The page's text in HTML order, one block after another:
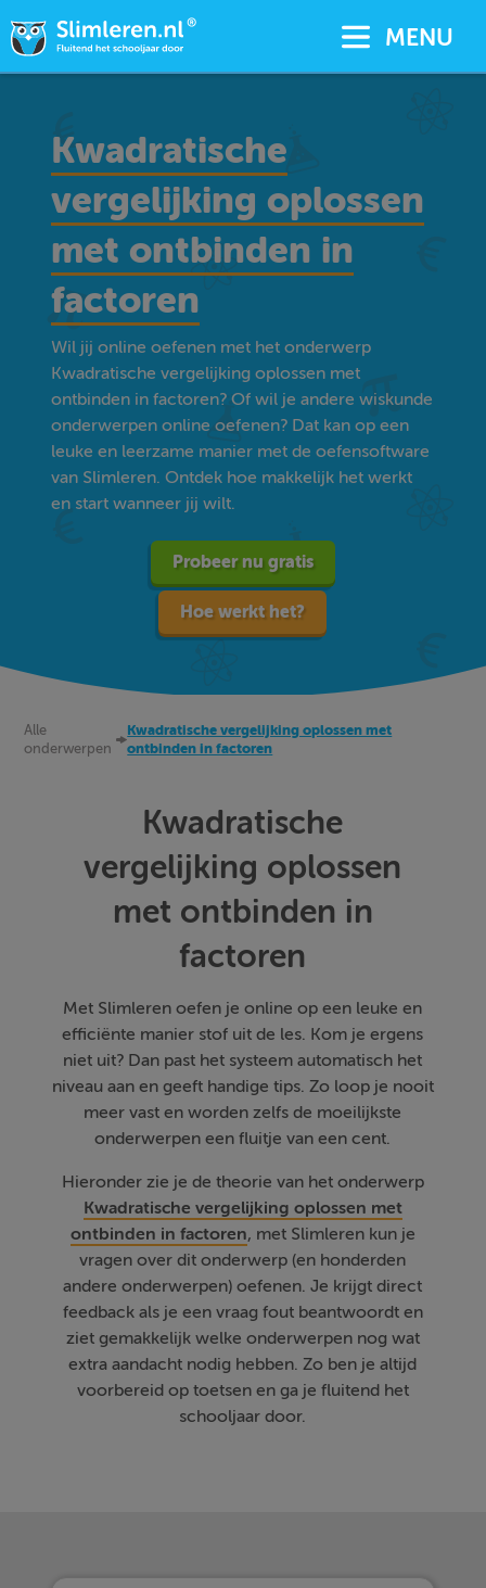
MENU
Kwadratische
vergelijking oplossen
met ontbinden in
factoren
Wil jij online oefenen met het onderwerp
Kwadratische vergelijking oplossen met
ontbinden in factoren? Of wil je andere wiskunde
onderwerpen online oefenen? Dat kan op een
leuke en leerzame manier met de oefensoftware
van Slimleren. Ontdek hoe makkelijk het werkt
en start wanneer jij wilt.
Probeer nu gratis
Hoe werkt het?
Alle
onderwerpen
Kwadratische vergelijking oplossen met
ontbinden in factoren
Kwadratische
vergelijking oplossen
met ontbinden in
factoren
Met Slimleren oefen je online op een leuke en
efficiënte manier stof uit de les. Kom je ergens
niet uit? Dan past het systeem automatisch het
niveau aan en geeft handige tips. Zo loop je nooit
meer vast en worden zelfs de moeilijkste
onderwerpen een fluitje van een cent.
Hieronder zie je de theorie van het onderwerp
Kwadratische vergelijking oplossen met
ontbinden in factoren, met Slimleren kun je
vragen over dit onderwerp (en honderden
andere onderwerpen) oefenen. Je krijgt direct
feedback als je een vraag fout beantwoordt en
ziet gemakkelijk welke onderwerpen nog wat
extra aandacht nodig hebben. Zo ben je altijd
voorbereid op toetsen en ga je fluitend het
schooljaar door.